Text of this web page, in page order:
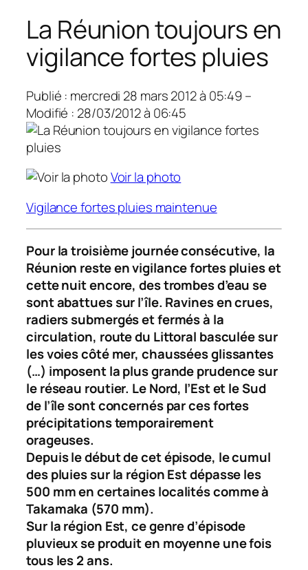
La Réunion toujours en
vigilance fortes pluies
Publié : mercredi 28 mars 2012 à 05:49 –
Modifié : 28/03/2012 à 06:45
Voir la photo
Vigilance fortes pluies maintenue
Pour la troisième journée consécutive, la
Réunion reste en vigilance fortes pluies et
cette nuit encore, des trombes d’eau se
sont abattues sur l’île. Ravines en crues,
radiers submergés et fermés à la
circulation, route du Littoral basculée sur
les voies côté mer, chaussées glissantes
(…) imposent la plus grande prudence sur
le réseau routier. Le Nord, l’Est et le Sud
de l’île sont concernés par ces fortes
précipitations temporairement
orageuses.
Depuis le début de cet épisode, le cumul
des pluies sur la région Est dépasse les
500 mm en certaines localités comme à
Takamaka (570 mm).
Sur la région Est, ce genre d’épisode
pluvieux se produit en moyenne une fois
tous les 2 ans.